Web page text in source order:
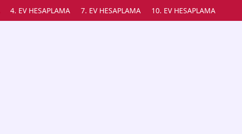
4. EV HESAPLAMA 7. EV HESAPLAMA 10. EV HESAPLAMA